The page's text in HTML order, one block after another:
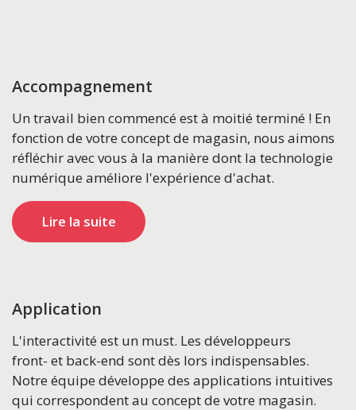
Accompagnement
Un travail bien commencé est à moitié terminé ! En
fonction de votre concept de magasin, nous aimons
réfléchir avec vous à la manière dont la technologie
numérique améliore l'expérience d'achat.
Lire la suite
Application
L'interactivité est un must. Les développeurs
front- et back-end sont dès lors indispensables.
Notre équipe développe des applications intuitives
qui correspondent au concept de votre magasin.